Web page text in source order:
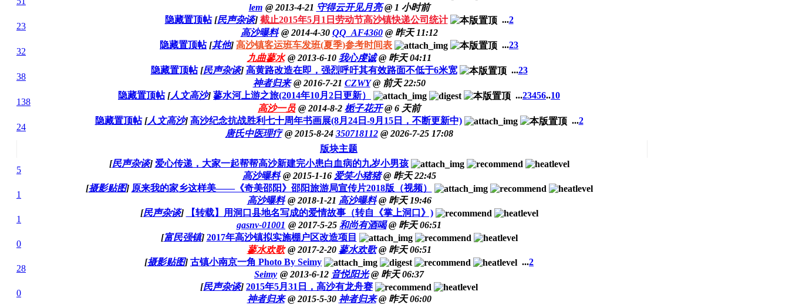
lem @ 2013-4-21 守得云开见月亮@ 1 小时前
23
隐藏置顶帖 [民声杂谈] 截止2015年5月1日劳动节高沙镇快递公司统计 ...2
高沙曝料 @ 2014-4-30 QQ_AF4360@ 昨天 11:12
32
隐藏置顶帖 [其他] 高沙镇客运班车发班(夏季)参考时间表 ...23
九曲蓼水 @ 2013-6-10 我心虔诚@ 昨天 04:11
38
隐藏置顶帖 [民声杂谈] 高黄路改造在即，强烈呼吁其有效路面不低于6米宽 ...23
神者归来 @ 2016-7-21 CZWY@ 前天 22:50
138
隐藏置顶帖 [人文高沙] 蓼水河上游之旅(2014年10月2日更新） ...23456..10
高沙一员 @ 2014-8-2 栀子花开@ 6 天前
24
隐藏置顶帖 [人文高沙] 高沙纪念抗战胜利七十周年书画展(8月24日-9月15日，不断更新中) ...2
唐氏中医理疗 @ 2015-8-24 350718112@ 2026-7-25 17:08
版块主题
5
[民声杂谈] 爱心传递，大家一起帮帮高沙新建完小患白血病的九岁小男孩
高沙曝料 @ 2015-1-16 爱笑小猪猪@ 昨天 22:45
1
[摄影贴图] 原来我的家乡这样美——《奇美邵阳》邵阳旅游局宣传片2018版（视频）
高沙曝料 @ 2018-1-21 高沙曝料@ 昨天 19:46
1
[民声杂谈]
【转载】用洞口县地名写成的爱情故事（转自《掌上洞口》)
gasnv-01001 @ 2017-5-25 和尚有酒喝@ 昨天 06:51
0
[富民强镇] 2017年高沙镇拟实施棚户区改造项目
蓼水欢歌 @ 2017-2-20 蓼水欢歌@ 昨天 06:51
28
[摄影贴图] 古镇小南京一角 Photo By Seimy ...2
Seimy @ 2013-6-12 音悦阳光@ 昨天 06:37
0
[民声杂谈] 2015年5月31日，高沙有龙舟赛
神者归来 @ 2015-5-30 神者归来@ 昨天 06:00